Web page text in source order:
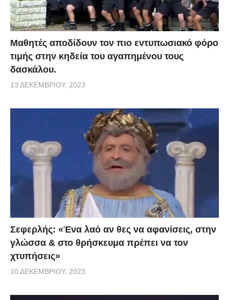
Μαθητές αποδίδουν τον πιο εντυπωσιακό φόρο
τιμής στην κηδεία του αγαπημένου τους
δασκάλου.
13 ΔΕΚΕΜΒΡΊΟΥ, 2023
Σεφερλής: «Ένα λαό αν θες να αφανίσεις, στην
γλώσσα & στο θρήσκευμα πρέπει να τον
χτυπήσεις»
10 ΔΕΚΕΜΒΡΊΟΥ, 2023